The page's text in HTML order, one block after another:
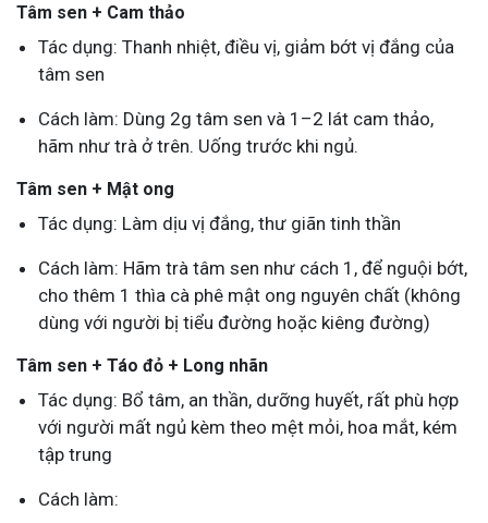
Tâm sen + Cam thảo
Tác dụng: Thanh nhiệt, điều vị, giảm bớt vị đắng của
tâm sen
Cách làm: Dùng 2g tâm sen và 1–2 lát cam thảo,
hãm như trà ở trên. Uống trước khi ngủ.
Tâm sen + Mật ong
Tác dụng: Làm dịu vị đắng, thư giãn tinh thần
Cách làm: Hãm trà tâm sen như cách 1, để nguội bớt,
cho thêm 1 thìa cà phê mật ong nguyên chất (không
dùng với người bị tiểu đường hoặc kiêng đường)
Tâm sen + Táo đỏ + Long nhãn
Tác dụng: Bổ tâm, an thần, dưỡng huyết, rất phù hợp
với người mất ngủ kèm theo mệt mỏi, hoa mắt, kém
tập trung
Cách làm: